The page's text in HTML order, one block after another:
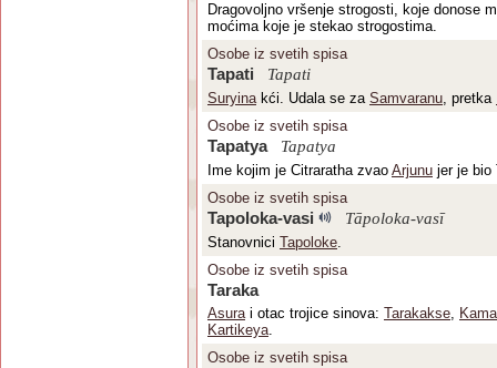
Dragovoljno vršenje strogosti, koje donose
moćima koje je stekao strogostima.
Osobe iz svetih spisa
Tapati Tapati
Suryinakći. Udala se za Samvaranu, pretka
Osobe iz svetih spisa
Tapatya Tapatya
Ime kojim je Citraratha zvao Arjunu jer je bio
Osobe iz svetih spisa
Tapoloka-vasi Tāpoloka-vasī
Stanovnici Tapoloke.
Osobe iz svetih spisa
Taraka
Asurai otac trojice sinova: Tarakakse,
Kartikeya.
Osobe iz svetih spisa